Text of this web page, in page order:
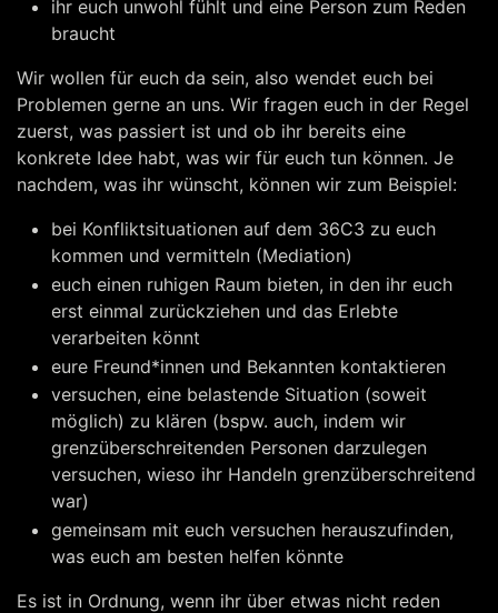
ihr euch unwohl fühlt und eine Person zum Reden
braucht
Wir wollen für euch da sein, also wendet euch bei
Problemen gerne an uns. Wir fragen euch in der Regel
zuerst, was passiert ist und ob ihr bereits eine
konkrete Idee habt, was wir für euch tun können. Je
nachdem, was ihr wünscht, können wir zum Beispiel:
bei Konfliktsituationen auf dem 36C3 zu euch
kommen und vermitteln (Mediation)
euch einen ruhigen Raum bieten, in den ihr euch
erst einmal zurückziehen und das Erlebte
verarbeiten könnt
eure Freund*innen und Bekannten kontaktieren
versuchen, eine belastende Situation (soweit
möglich) zu klären (bspw. auch, indem wir
grenzüberschreitenden Personen darzulegen
versuchen, wieso ihr Handeln grenzüberschreitend
war)
gemeinsam mit euch versuchen herauszufinden,
was euch am besten helfen könnte
Es ist in Ordnung, wenn ihr über etwas nicht reden